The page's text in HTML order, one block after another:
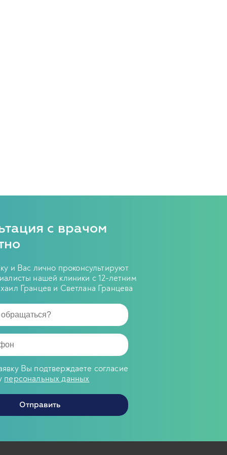
с врачом
и Вас лично проконсультируют
нашей клиники с 12-летним
Гранцев и Светлана Гранцева
Вы подтверждаете согласие
персональных данных